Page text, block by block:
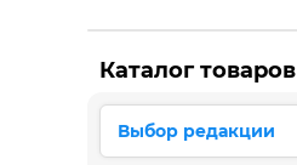
Каталог товаров
Выбор редакции